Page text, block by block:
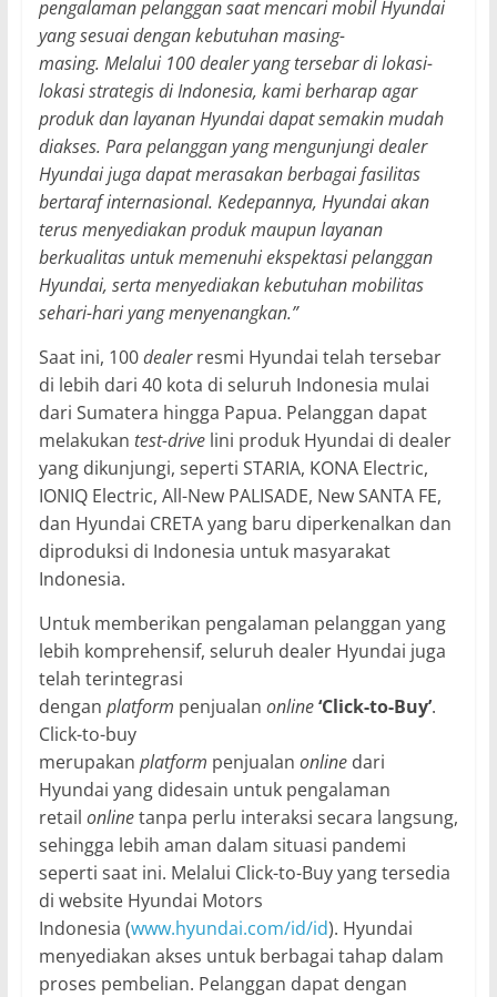
pengalaman pelanggan saat mencari mobil Hyundai
yang sesuai dengan kebutuhan masing-
masing. Melalui 100 dealer yang tersebar di lokasi-
lokasi strategis di Indonesia, kami berharap agar
produk dan layanan Hyundai dapat semakin mudah
diakses. Para pelanggan yang mengunjungi dealer
Hyundai juga dapat merasakan berbagai fasilitas
bertaraf internasional. Kedepannya, Hyundai akan
terus menyediakan produk maupun layanan
berkualitas untuk memenuhi ekspektasi pelanggan
Hyundai, serta menyediakan kebutuhan mobilitas
sehari-hari yang menyenangkan.”
Saat ini, 100dealerresmi Hyundai telah tersebar
di lebih dari 40 kota di seluruh Indonesia mulai
dari Sumatera hingga Papua. Pelanggan dapat
melakukan test-drivelini produk Hyundai di dealer
yang dikunjungi, seperti STARIA, KONA Electric,
IONIQ Electric, All-New PALISADE, New SANTA FE,
dan Hyundai CRETA yang baru diperkenalkan dan
diproduksi di Indonesia untuk masyarakat
Indonesia.
Untuk memberikan pengalaman pelanggan yang
lebih komprehensif, seluruh dealer Hyundai juga
telah terintegrasi
dengan platform penjualan online‘Click-to-Buy’.
Click-to-buy
merupakan platform penjualan online dari
Hyundai yang didesain untuk pengalaman
retail onlinetanpa perlu interaksi secara langsung,
sehingga lebih aman dalam situasi pandemi
seperti saat ini. Melalui Click-to-Buy yang tersedia
di website Hyundai Motors
Indonesia (www.hyundai.com/id/id). Hyundai
menyediakan akses untuk berbagai tahap dalam
proses pembelian. Pelanggan dapat dengan